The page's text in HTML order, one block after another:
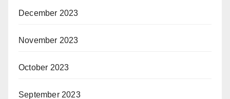
December 2023
November 2023
October 2023
September 2023